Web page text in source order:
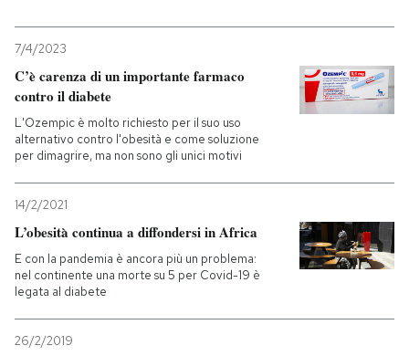
NEWSLETTER
I MIEI PREFERITI
CALENDARIO
7/4/2023
C’è carenza di un importante farmaco
contro il diabete
L'Ozempic è molto richiesto per il suo uso
alternativo contro l'obesità e come soluzione
per dimagrire, ma non sono gli unici motivi
14/2/2021
L’obesità continua a diffondersi in Africa
E con la pandemia è ancora più un problema:
nel continente una morte su 5 per Covid-19 è
legata al diabete
26/2/2019